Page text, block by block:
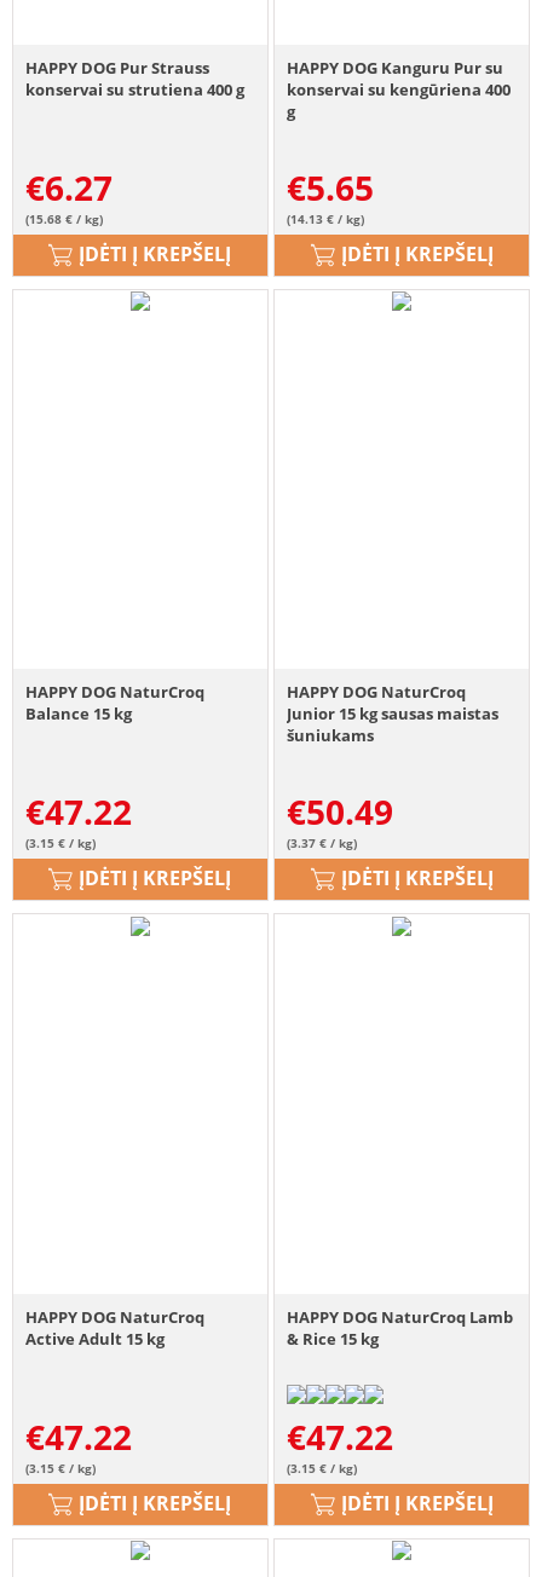
HAPPY DOG Pur Strauss
konservai su strutiena 400 g
€6.27
(15.68 € / kg)
ĮDĖTI Į KREPŠELĮ
HAPPY DOG Kanguru Pur su
konservai su kengūriena 400
g
€5.65
(14.13 € / kg)
ĮDĖTI Į KREPŠELĮ
HAPPY DOG NaturCroq
Balance 15 kg
€47.22
(3.15 € / kg)
ĮDĖTI Į KREPŠELĮ
HAPPY DOG NaturCroq
Junior 15 kg sausas maistas
šuniukams
€50.49
(3.37 € / kg)
ĮDĖTI Į KREPŠELĮ
HAPPY DOG NaturCroq
Active Adult 15 kg
€47.22
(3.15 € / kg)
ĮDĖTI Į KREPŠELĮ
HAPPY DOG NaturCroq Lamb
& Rice 15 kg
€47.22
(3.15 € / kg)
ĮDĖTI Į KREPŠELĮ